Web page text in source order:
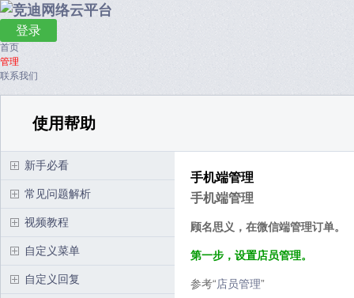
登录
首页
管理
联系我们
使用帮助
新手必看
常见问题解析
视频教程
自定义菜单
自定义回复
手机端管理
手机端管理
顾名思义，在微信端管理订单。
第一步，设置店员管理。
参考“店员管理”